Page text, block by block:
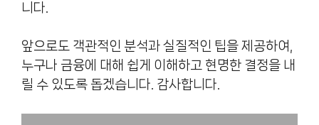
니다.
앞으로도 객관적인 분석과 실질적인 팁을 제공하여,
누구나 금융에 대해 쉽게 이해하고 현명한 결정을 내
릴 수 있도록 돕겠습니다. 감사합니다.